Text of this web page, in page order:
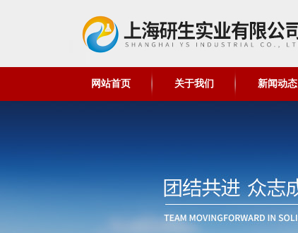
网站首页 关于我们 新闻动态